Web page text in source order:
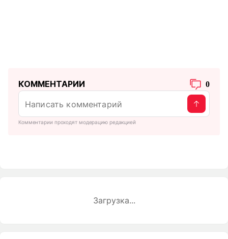
КОММЕНТАРИИ 0
Комментарии проходят модерацию редакцией
Загрузка...